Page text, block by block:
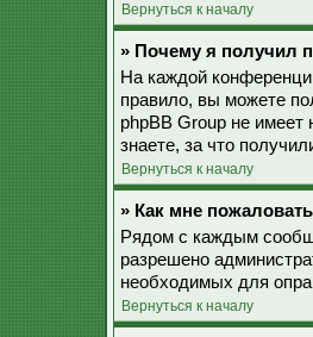
Вернуться к началу
» Почему я получил
На каждой
правило, вы можете
phpBB Group не
знаете, за что
Вернуться к началу
» Как мне
Рядом с каждым
разрешено
необходимых для
Вернуться к началу